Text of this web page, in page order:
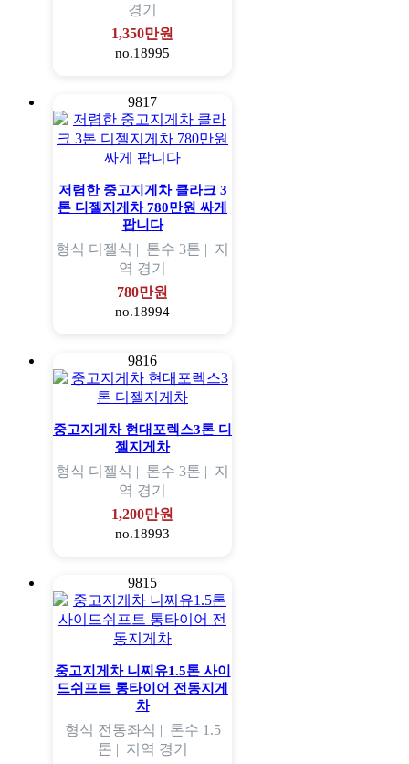
경기
1,350만원
no.18995
9817
저렴한 중고지게차 클라크 3
톤 디젤지게차 780만원 싸게
팝니다
형식 디젤식 | 톤수 3톤 | 지
역 경기
780만원
no.18994
9816
중고지게차 현대포렉스3톤 디
젤지게차
형식 디젤식 | 톤수 3톤 | 지
역 경기
1,200만원
no.18993
9815
중고지게차 니찌유1.5톤 사이
드쉬프트 통타이어 전동지게
차
형식 전동좌식 | 톤수 1.5
톤 | 지역 경기